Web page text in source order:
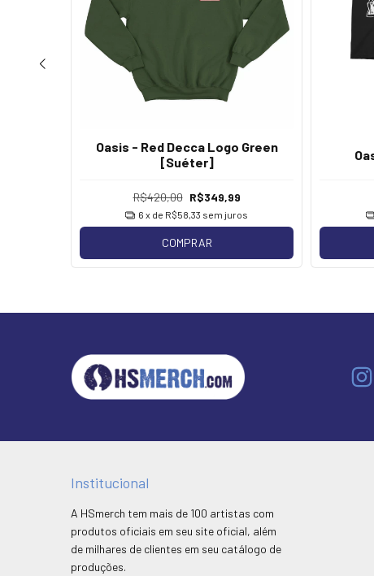
Oasis - Red Decca Logo Green
[Suéter]
R$420,00 R$349,99
6 x de R$58,33 sem juros
COMPRAR
Institucional
A HSmerch tem mais de 100 artistas com
produtos oficiais em seu site oficial, além
de milhares de clientes em seu catálogo de
produções.